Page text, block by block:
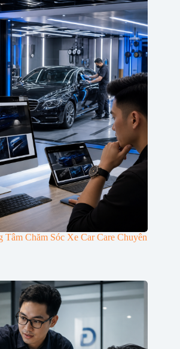
Tâm Chăm Sóc Xe Car Care Chuyên